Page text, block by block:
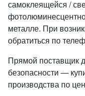
самоклеящейся /
металле. При
обратиться по
Прямой поставщик
безопасности —
производства по